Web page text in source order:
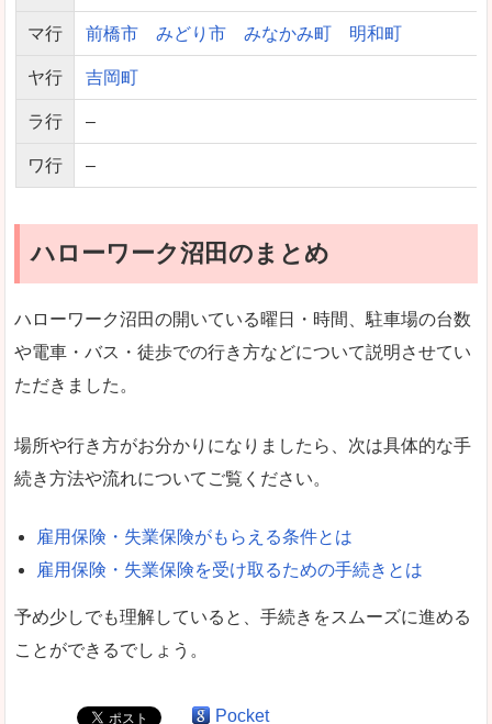
マ行 前橋市 みどり市 みなかみ町 明和町
ヤ行 吉岡町
ラ行 –
ワ行 –
ハローワーク沼田のまとめ
ハローワーク沼田の開いている曜日・時間、駐車場の台数
や電車・バス・徒歩での行き方などについて説明させてい
ただきました。
場所や行き方がお分かりになりましたら、次は具体的な手
続き方法や流れについてご覧ください。
雇用保険・失業保険がもらえる条件とは
雇用保険・失業保険を受け取るための手続きとは
予め少しでも理解していると、手続きをスムーズに進める
ことができるでしょう。
Pocket